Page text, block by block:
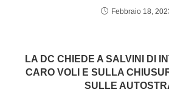
Febbraio 18,
LA DC CHIEDE A SALVINI DI
CARO VOLI E SULLA
SULLE